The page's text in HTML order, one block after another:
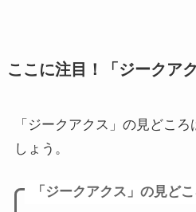
ここに注目！「ジークア
「ジークアクス」の見どこ
しょう。
「ジークアクス」の見ど